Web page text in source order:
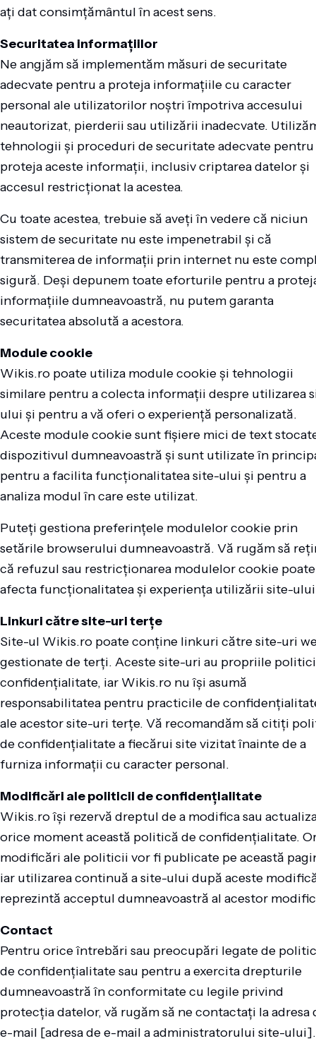
ați dat consimțământul în acest sens.
Securitatea informațiilor
Ne angjăm să implementăm măsuri de securitate
adecvate pentru a proteja informațiile cu caracter
personal ale utilizatorilor noștri împotriva accesului
neautorizat, pierderii sau utilizării inadecvate.
tehnologii și proceduri de securitate adecvate pentru
proteja aceste informații, inclusiv criptarea datelor și
accesul restricționat la acestea.
Cu toate acestea, trebuie să aveți în vedere că niciun
sistem de securitate nu este impenetrabil și că
transmiterea de informații prin internet nu este
sigură. Deși depunem toate eforturile pentru a
informațiile dumneavoastră, nu putem garanta
securitatea absolută a acestora.
Module cookie
Wikis.ro poate utiliza module cookie și tehnologii
similare pentru a colecta informații despre utilizarea
ului și pentru a vă oferi o experiență personalizată.
Aceste module cookie sunt fișiere mici de text
dispozitivul dumneavoastră și sunt utilizate în
pentru a facilita funcționalitatea site-ului și pentru a
analiza modul în care este utilizat.
Puteți gestiona preferințele modulelor cookie prin
setările browserului dumneavoastră. Vă rugăm să
că refuzul sau restricționarea modulelor cookie poate
afecta funcționalitatea și experiența utilizării site-
Linkuri către site-uri terțe
Site-ul Wikis.ro poate conține linkuri către site-uri
gestionate de terți. Aceste site-uri au propriile
confidențialitate, iar Wikis.ro nu își asumă
responsabilitatea pentru practicile de
ale acestor site-uri terțe. Vă recomandăm să citiți
de confidențialitate a fiecărui site vizitat înainte de a
furniza informații cu caracter personal.
Modificări ale politicii de confidențialitate
Wikis.ro își rezervă dreptul de a modifica sau
orice moment această politică de confidențialitate.
modificări ale politicii vor fi publicate pe această
iar utilizarea continuă a site-ului după aceste
reprezintă acceptul dumneavoastră al acestor
Contact
Pentru orice întrebări sau preocupări legate de
de confidențialitate sau pentru a exercita drepturile
dumneavoastră în conformitate cu legile privind
protecția datelor, vă rugăm să ne contactați la adresa
e-mail [adresa de e-mail a administratorului site-ului].